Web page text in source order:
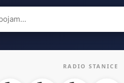
RADIO STANICE